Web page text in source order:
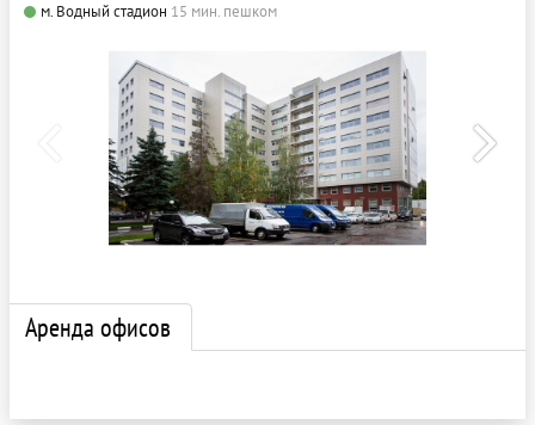
м. Водный стадион 15 мин. пешком
Аренда офисов